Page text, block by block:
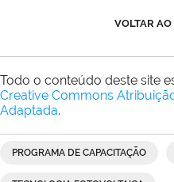
VOLTAR AO
Todo o conteúdo deste site
Creative Commons
Adaptada.
PROGRAMA DE CAPACITAÇÃO